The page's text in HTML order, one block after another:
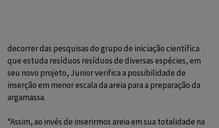
decorrer das pesquisas do grupo de iniciação científica
que estuda resíduos resíduos de diversas espécies, em
seu novo projeto, Junior verifica a possibilidade de
inserção em menor escala da areia para a preparação da
argamassa.
“Assim, ao invés de inserirmos areia em sua totalidade na